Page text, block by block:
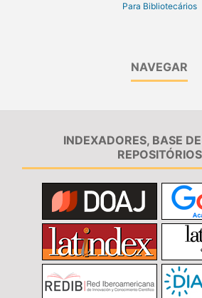
Para Bibliotecários
NAVEGAR
INDEXADORES, BASE
REPOSITÓRIOS